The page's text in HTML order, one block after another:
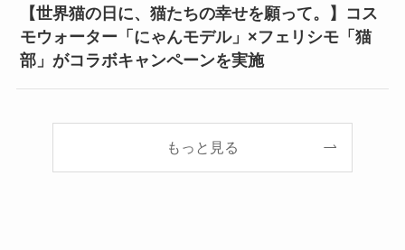
【世界猫の日に、猫たちの幸せを願って。】コス
モウォーター「にゃんモデル」×フェリシモ「猫
部」がコラボキャンペーンを実施
もっと見る